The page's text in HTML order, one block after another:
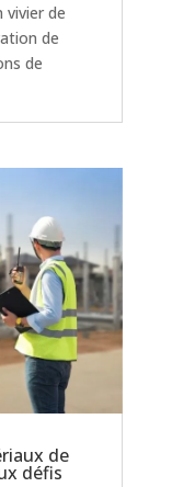
vivier de
de
de
de
défis